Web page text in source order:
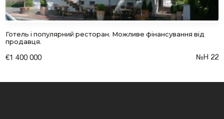
Готель і популярний ресторан. Можливе фінансування від
продавця.
€1 400 000 №Н 22